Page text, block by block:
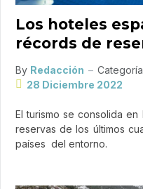
Los hoteles
récords de
By Redacción
28 Diciembre 2022
El turismo se consolida
reservas de los últimos
países del entorno.